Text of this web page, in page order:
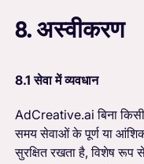
8. अस्वीकरण
8.1 सेवा में व्यवधान
AdCreative.ai बिना
समय सेवाओं के पूर्ण या
सुरक्षित रखता है, विशेष रूप